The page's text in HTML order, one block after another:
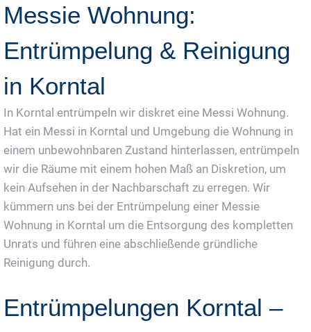
Messie Wohnung:
Entrümpelung & Reinigung
in Korntal
In Korntal entrümpeln wir diskret eine Messi Wohnung.
Hat ein Messi in Korntal und Umgebung die Wohnung in
einem unbewohnbaren Zustand hinterlassen, entrümpeln
wir die Räume mit einem hohen Maß an Diskretion, um
kein Aufsehen in der Nachbarschaft zu erregen. Wir
kümmern uns bei der Entrümpelung einer Messie
Wohnung in Korntal um die Entsorgung des kompletten
Unrats und führen eine abschließende gründliche
Reinigung durch.
Entrümpelungen Korntal –